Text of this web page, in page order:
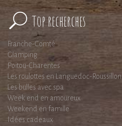
Top recherches
Franche-Comté
Glamping
Poitou-Charentes
Les roulottes en Languedoc-Roussillon
Les bulles avec spa
Week end en amoureux
Weekend en famille
Idées cadeaux